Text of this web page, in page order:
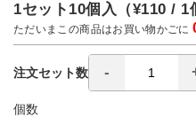
1セット10個入（¥110 /
ただいまこの商品はお買い物かごに
注文セット数
個数